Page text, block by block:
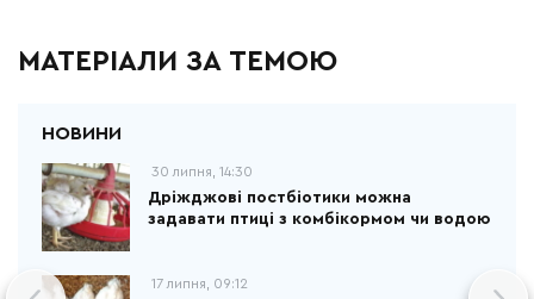
МАТЕРІАЛИ ЗА ТЕМОЮ
30 липня, 14:30
Дріжджові постбіотики можна
задавати птиці з комбікормом чи водою
17 липня, 09:12